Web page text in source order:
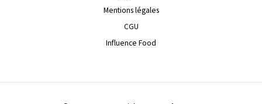
Mentions légales
CGU
Influence Food